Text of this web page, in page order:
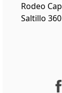
Rodeo
Saltillo 360